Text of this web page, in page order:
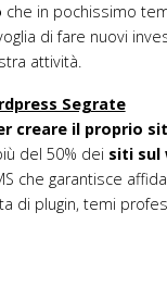
che in pochissimo
di fare nuovi
attività.
Segrate
creare il proprio
del 50% dei siti sul
che garantisce
di plugin, temi